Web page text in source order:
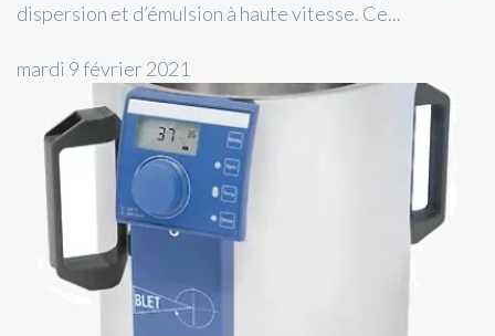
dispersion et d’émulsion à haute vitesse. Ce...
mardi 9 février 2021